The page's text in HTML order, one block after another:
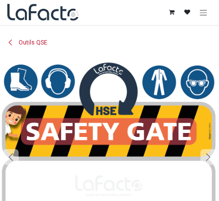
Se rendre au contenu
Outils QSE